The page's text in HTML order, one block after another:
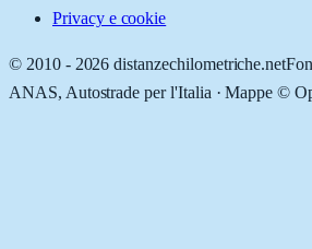
Privacy e cookie
© 2010 - 2026 distanzechilometriche.net
ANAS, Autostrade per l'Italia · Mappe ©